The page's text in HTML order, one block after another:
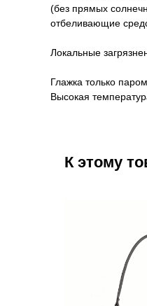
(без прямых
отбеливающие
Локальные
Глажка только
Высокая
К этому